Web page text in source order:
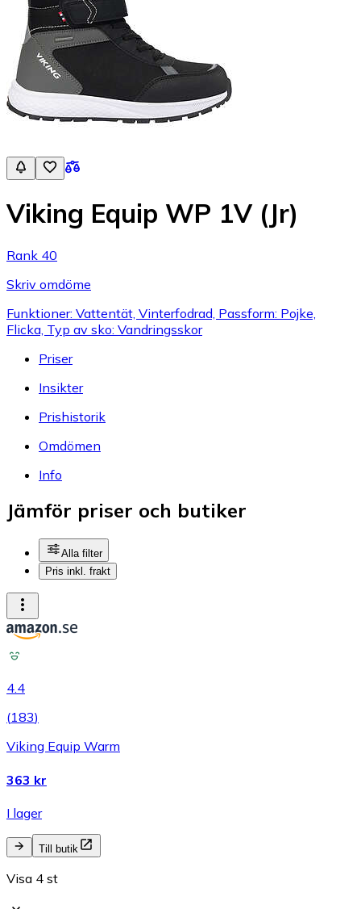
Viking Equip WP 1V (Jr)
Rank 40
Skriv omdöme
Funktioner: Vattentät, Vinterfodrad, Passform: Pojke,
Flicka, Typ av sko: Vandringsskor
Priser
Insikter
Prishistorik
Omdömen
Info
Jämför priser och butiker
Alla filter
Pris inkl. frakt
4.4
(183)
Viking Equip Warm
363 kr
I lager
Till butik
Visa 4 st